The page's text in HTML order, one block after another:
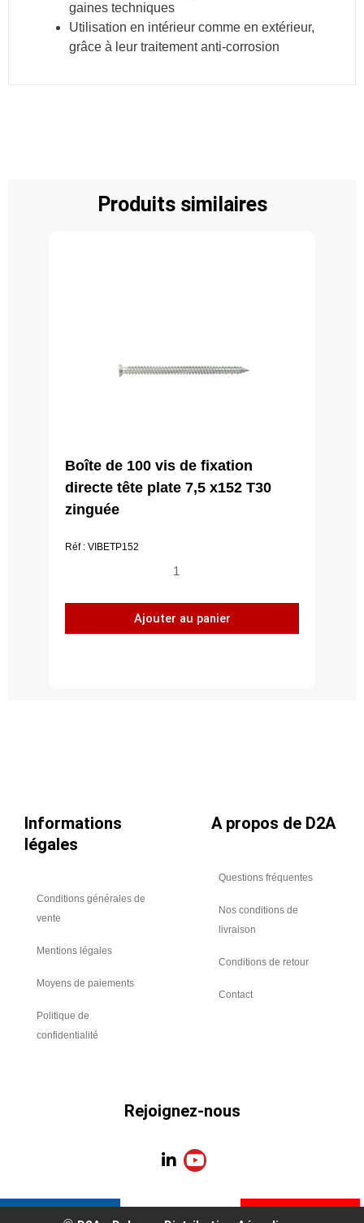
gaines techniques
Utilisation en intérieur comme en extérieur,
grâce à leur traitement anti-corrosion
Produits similaires
Boîte de 100 vis de fixation
directe tête plate 7,5 x152 T30
zinguée
Réf : VIBETP152
quantité
Boîte
de
Ajouter au panier
Informations
légales
Conditions générales de
vente
Mentions légales
Moyens de paiements
Politique de
confidentialité
A propos de D2A
Questions fréquentes
Nos conditions de
livraison
Conditions de retour
Contact
Rejoignez-nous
L
k
Y
o
t